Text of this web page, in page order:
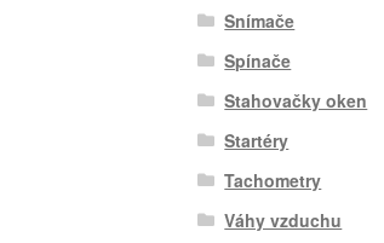
Snímače
Spínače
Stahovačky oken
Startéry
Tachometry
Váhy vzduchu